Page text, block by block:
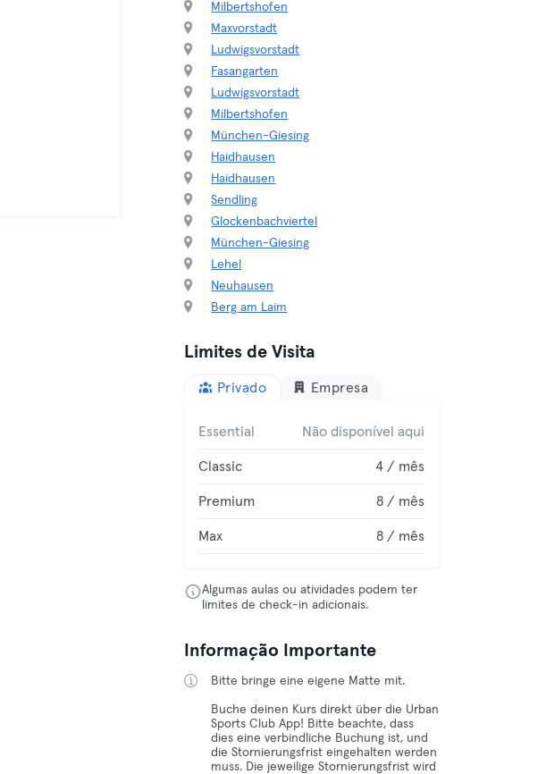
Milbertshofen
Maxvorstadt
Ludwigsvorstadt
Fasangarten
Ludwigsvorstadt
Milbertshofen
München-Giesing
Haidhausen
Haidhausen
Sendling
Glockenbachviertel
München-Giesing
Lehel
Neuhausen
Berg am Laim
Limites de Visita
Privado Empresa
Essential Não disponível aqui
Classic 4 / mês
Premium 8 / mês
Max 8 / mês
Algumas aulas ou atividades podem ter
limites de check-in adicionais.
Informação Importante
Bitte bringe eine eigene Matte mit.
Buche deinen Kurs direkt über die Urban
Sports Club App! Bitte beachte, dass
dies eine verbindliche Buchung ist, und
die Stornierungsfrist eingehalten werden
muss. Die jeweilige Stornierungsfrist wird